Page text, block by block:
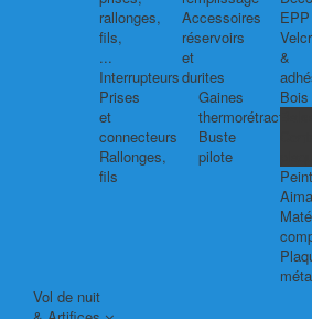
rallonges,
fils,
...
Interrupteurs
Prises
et
connecteurs
Rallonges,
fils
Accessoires
réservoirs
et
durites
Gaines
Buste
pilote
EPP
&
Bois
Vol de nuit